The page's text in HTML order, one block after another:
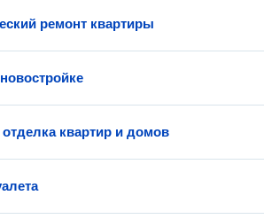
ремонт квартиры
квартир и домов